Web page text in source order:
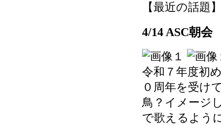
【最近の話題
4/14 ASC朝会
令和７年度初
０周年を受け
鳥？イメージ
で歌えるよう